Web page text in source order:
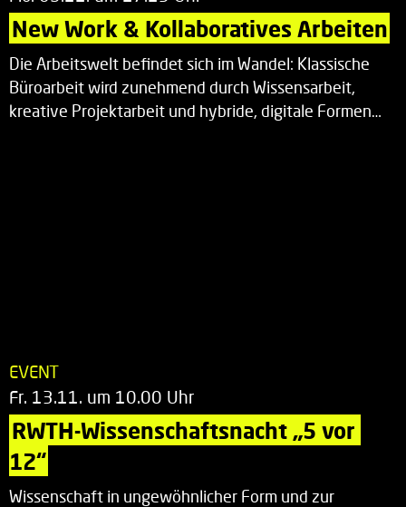
New Work & Kollaboratives Arbeiten
Die Arbeitswelt befindet sich im Wandel: Klassische
Büroarbeit wird zunehmend durch Wissensarbeit,
kreative Projektarbeit und hybride, digitale Formen…
EVENT
Fr. 13.11. um 10.00 Uhr
RWTH-Wissenschaftsnacht „5 vor
12“
Wissenschaft in ungewöhnlicher Form und zur